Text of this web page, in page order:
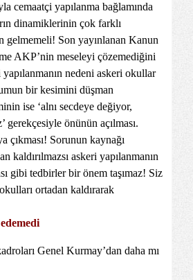
cemaatçi yapılanma bağlamında
dinamiklerinin çok farklı
gelmemeli! Son yayınlanan Kanun
AKP’nin meseleyi çözemediğini
nedeni askeri okullar
bir kesimini düşman
ise ‘alnı secdeye değiyor,
gerekçesiyle önünün açılması.
çıkması! Sorunun kaynağı
kaldırılmazsı askeri yapılanmanın
gibi tedbirler bir önem taşımaz! Siz
ortadan kaldırarak
Genel Kurmay’dan daha mı